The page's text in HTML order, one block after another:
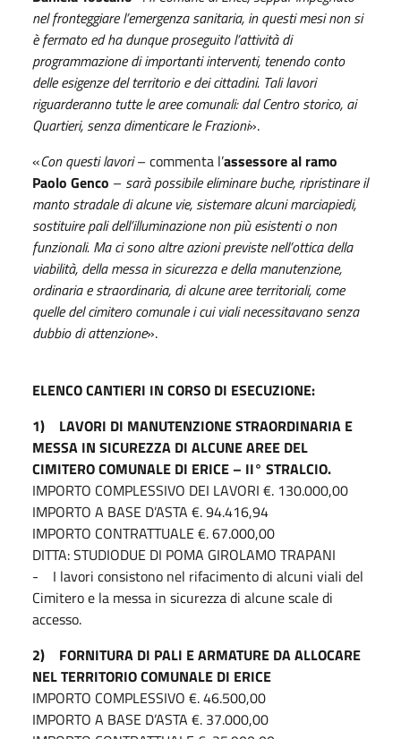
nel fronteggiare l’emergenza sanitaria, in questi mesi non si
è fermato ed ha dunque proseguito l’attività di
programmazione di importanti interventi, tenendo conto
delle esigenze del territorio e dei cittadini. Tali lavori
riguarderanno tutte le aree comunali: dal Centro storico, ai
Quartieri, senza dimenticare le Frazioni».
«Con questi lavori– commenta l’assessore al ramo
Paolo Genco – sarà possibile eliminare buche, ripristinare il
manto stradale di alcune vie, sistemare alcuni marciapiedi,
sostituire pali dell’illuminazione non più esistenti o non
funzionali. Ma ci sono altre azioni previste nell’ottica della
viabilità, della messa in sicurezza e della manutenzione,
ordinaria e straordinaria, di alcune aree territoriali, come
quelle del cimitero comunale i cui viali necessitavano senza
dubbio di attenzione».
ELENCO CANTIERI IN CORSO DI ESECUZIONE:
1) LAVORI DI MANUTENZIONE STRAORDINARIA E
MESSA IN SICUREZZA DI ALCUNE AREE DEL
CIMITERO COMUNALE DI ERICE – II° STRALCIO.
IMPORTO COMPLESSIVO DEI LAVORI €. 130.000,00
IMPORTO A BASE D’ASTA €. 94.416,94
IMPORTO CONTRATTUALE €. 67.000,00
DITTA: STUDIODUE DI POMA GIROLAMO TRAPANI
- I lavori consistono nel rifacimento di alcuni viali del
Cimitero e la messa in sicurezza di alcune scale di
accesso.
2) FORNITURA DI PALI E ARMATURE DA ALLOCARE
NEL TERRITORIO COMUNALE DI ERICE
IMPORTO COMPLESSIVO €. 46.500,00
IMPORTO A BASE D’ASTA €. 37.000,00